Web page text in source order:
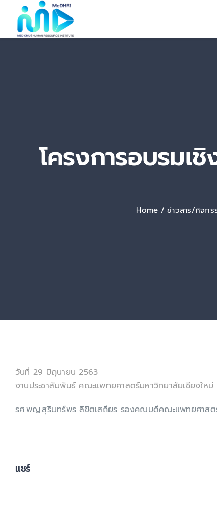
content
โครงการอบรมเ
Home ข่าวสาร/กิจกร
วันที่ 29 มิถุนายน 2563
งานประชาสัมพันธ์ คณะแพทยศาสตร์มหาวิทยาลัยเชียงใหม่
รศ.พญ.สุรินทร์​พร​ ลิขิต​เสถียร​ รองคณบดี​คณะ​แพทยศาสต
แชร์